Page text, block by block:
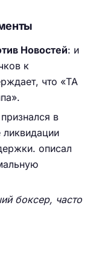
Новостей: и
к
что «ТА
в
описал
боксер, часто